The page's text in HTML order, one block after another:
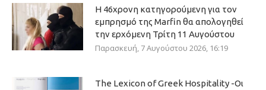
Η 46χρονη κατηγορούμενη για τον
εμπρησμό της Marfin θα απολογηθεί
την ερχόμενη Τρίτη 11 Αυγούστου
Παρασκευή, 7 Αυγούστου 2026, 16:19
The Lexicon of Greek Hospitality -Οι